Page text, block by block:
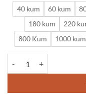
40 kum 60 kum
180 kum
220
800 Kum
1000 kum